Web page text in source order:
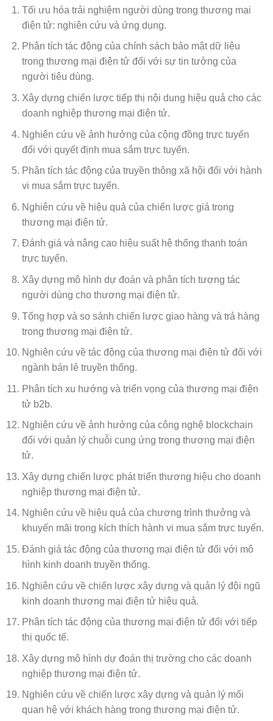
Tối ưu hóa trải nghiệm người dùng trong thương mại
điện tử: nghiên cứu và ứng dụng.
Phân tích tác động của chính sách bảo mật dữ liệu
trong thương mại điện tử đối với sự tin tưởng của
người tiêu dùng.
Xây dựng chiến lược tiếp thị nội dung hiệu quả cho các
doanh nghiệp thương mại điện tử.
Nghiên cứu về ảnh hưởng của cộng đồng trực tuyến
đối với quyết định mua sắm trực tuyến.
Phân tích tác động của truyền thông xã hội đối với hành
vi mua sắm trực tuyến.
Nghiên cứu về hiệu quả của chiến lược giá trong
thương mại điện tử.
Đánh giá và nâng cao hiệu suất hệ thống thanh toán
trực tuyến.
Xây dựng mô hình dự đoán và phân tích tương tác
người dùng cho thương mại điện tử.
Tổng hợp và so sánh chiến lược giao hàng và trả hàng
trong thương mại điện tử.
Nghiên cứu về tác động của thương mại điện tử đối với
ngành bán lẻ truyền thống.
Phân tích xu hướng và triển vọng của thương mại điện
tử b2b.
Nghiên cứu về ảnh hưởng của công nghệ blockchain
đối với quản lý chuỗi cung ứng trong thương mại điện
tử.
Xây dựng chiến lược phát triển thương hiệu cho doanh
nghiệp thương mại điện tử.
Nghiên cứu về hiệu quả của chương trình thưởng và
khuyến mãi trong kích thích hành vi mua sắm trực tuyến.
Đánh giá tác động của thương mại điện tử đối với mô
hình kinh doanh truyền thống.
Nghiên cứu về chiến lược xây dựng và quản lý đội ngũ
kinh doanh thương mại điện tử hiệu quả.
Phân tích tác động của thương mại điện tử đối với tiếp
thị quốc tế.
Xây dựng mô hình dự đoán thị trường cho các doanh
nghiệp thương mại điện tử.
Nghiên cứu về chiến lược xây dựng và quản lý mối
quan hệ với khách hàng trong thương mại điện tử.